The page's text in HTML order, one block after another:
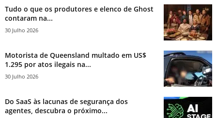
Tudo o que os produtores e elenco de Ghost
contaram na...
30 Julho 2026
Motorista de Queensland multado em US$
1.295 por atos ilegais na...
30 Julho 2026
Do SaaS às lacunas de segurança dos
agentes, descubra o próximo...